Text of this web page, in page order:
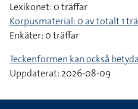
Lexikonet: 0 träffar
Korpusmaterial: 0 av totalt 1
Enkäter: 0 träffar
Teckenformen kan också betyda
Uppdaterat: 2026-08-09